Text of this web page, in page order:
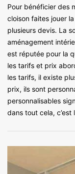
Pour bénéficier des
cloison faites jouer
plusieurs devis. La
aménagement
est réputée pour la
les tarifs et prix
les tarifs, il existe
prix, ils sont
personnalisables
dans tout cela,